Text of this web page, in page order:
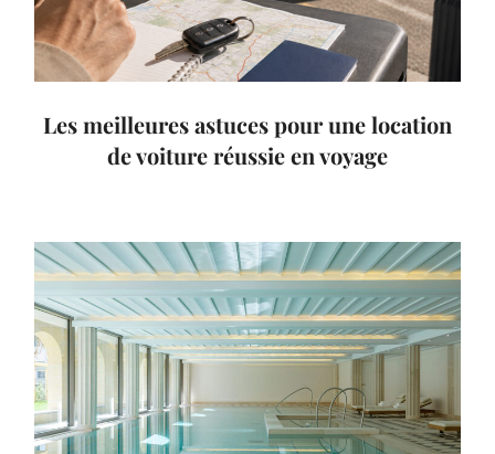
Les meilleures astuces pour une location
de voiture réussie en voyage